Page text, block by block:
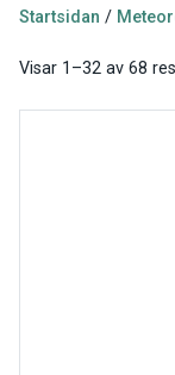
Startsidan /
Visar 1–32 av 68